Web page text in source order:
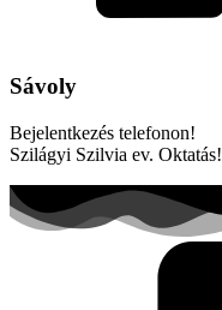
Sávoly
Bejelentkezés telefonon!
Szilágyi Szilvia ev. Oktatás!